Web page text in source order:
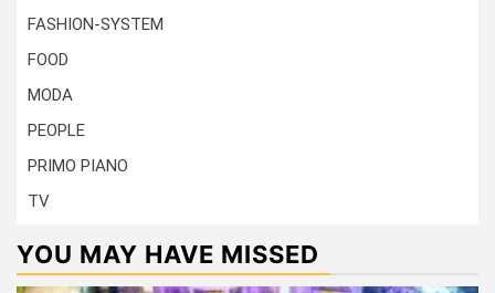
FASHION-SYSTEM
FOOD
MODA
PEOPLE
PRIMO PIANO
TV
YOU MAY HAVE MISSED